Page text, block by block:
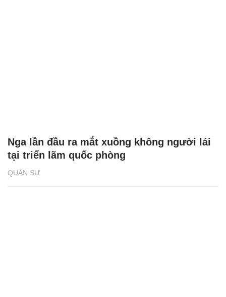
QUÂN SỰ
Nga lần đầu ra mắt xuồng không người lái
tại triển lãm quốc phòng